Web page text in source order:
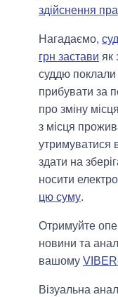
здійснення
Нагадаємо,
грн застави як
суддю поклали
прибувати за
про зміну
з місця
утримуватися
здати на
носити
цю суму.
Отримуйте
новини та
вашому
Візуальна